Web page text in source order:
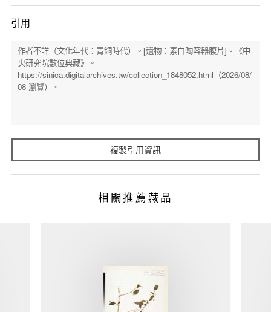
引用
複製引用資訊
相關推薦藏品